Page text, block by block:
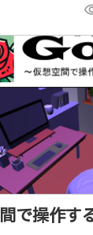
で操作す